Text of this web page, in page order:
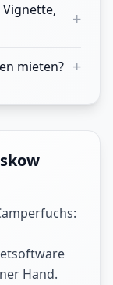
+
mieten? +
Hand.